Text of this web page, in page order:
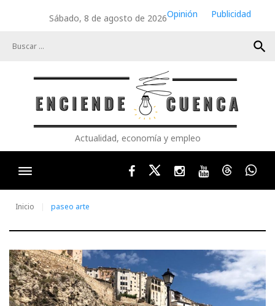
Sábado, 8 de agosto de 2026Opinión
Publicidad
search
Actualidad, economía y empleo
FacebookTwitterInstagram
YoutubeThreads
Inicio paseo arte
Etiqueta:
paseo
arte